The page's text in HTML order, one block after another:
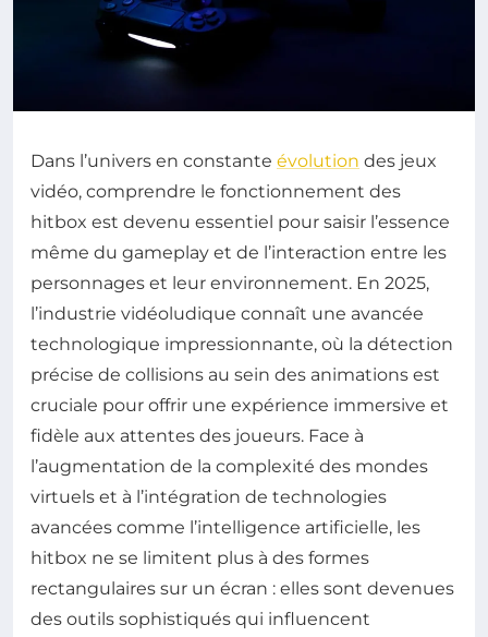
Dans l’univers en constante évolution des jeux
vidéo, comprendre le fonctionnement des
hitbox est devenu essentiel pour saisir l’essence
même du gameplay et de l’interaction entre les
personnages et leur environnement. En 2025,
l’industrie vidéoludique connaît une avancée
technologique impressionnante, où la détection
précise de collisions au sein des animations est
cruciale pour offrir une expérience immersive et
fidèle aux attentes des joueurs. Face à
l’augmentation de la complexité des mondes
virtuels et à l’intégration de technologies
avancées comme l’intelligence artificielle, les
hitbox ne se limitent plus à des formes
rectangulaires sur un écran : elles sont devenues
des outils sophistiqués qui influencent